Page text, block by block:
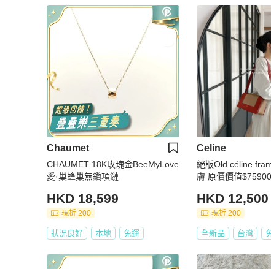
Chaumet
CHAUMET 18K玫瑰金BeeMyLove
愛·巢蜂巢無鑽項鏈
HKD 18,599
現折 200
狀況良好 本地 免運
Celine
絕版Old céline
膚 原價價值$75900
HKD 12,500
現折 200
全新品 台灣